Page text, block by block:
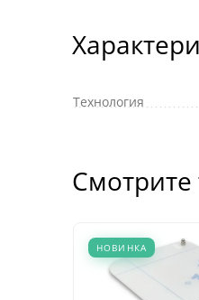
Технология
Смотрите
НОВИНКА